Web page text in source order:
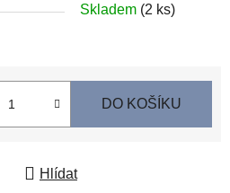
Skladem (2 ks)
DO KOŠÍKU
Hlídat